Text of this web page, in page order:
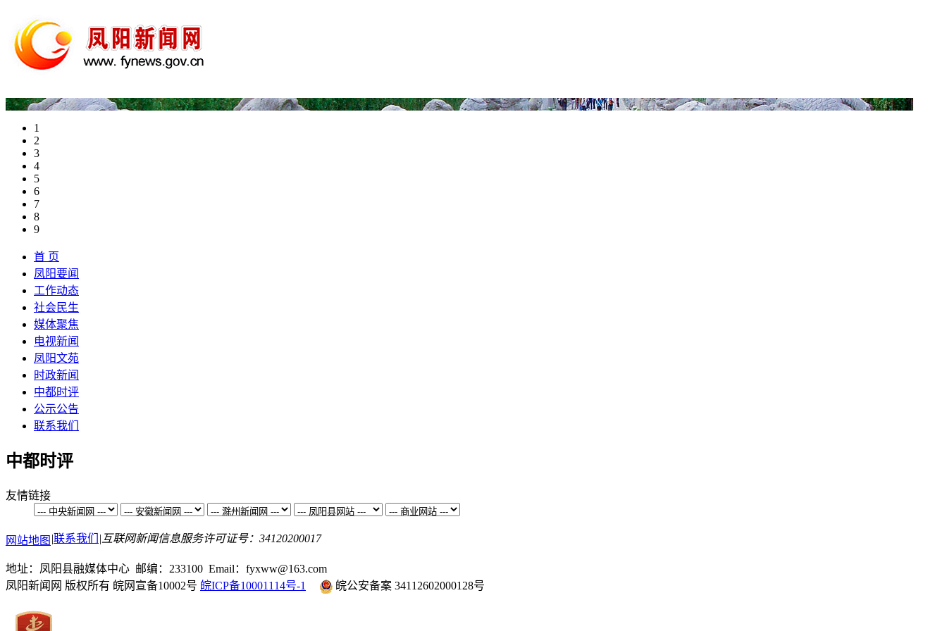
1
2
3
4
5
6
7
8
9
首 页
凤阳要闻
工作动态
社会民生
媒体聚焦
电视新闻
凤阳文苑
时政新闻
中都时评
公示公告
联系我们
中都时评
友情链接
网站地图 |联系我们 | 互联网新闻信息服务许可证号：34120200017
地址：凤阳县融媒体中心 邮编：233100 Email：fyxww@163.com
凤阳新闻网 版权所有 皖网宣备10002号 皖ICP备10001114号-1 皖公安备案 34112602000128号